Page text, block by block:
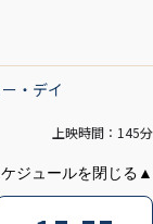
・デイ
上映時間：145分